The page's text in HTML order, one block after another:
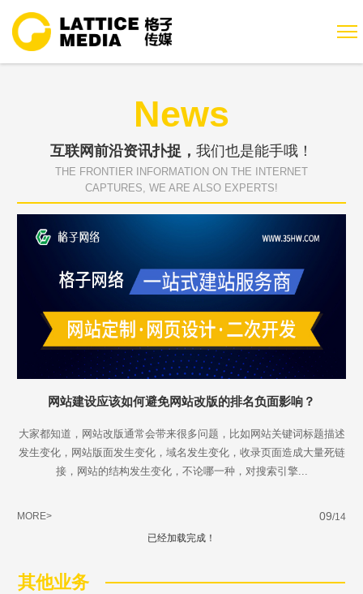
News
互联网前沿资讯扑捉， 我们也是能手哦！
THE FRONTIER INFORMATION ON THE INTERNET
CAPTURES, WE ARE ALSO EXPERTS!
网站建设应该如何避免网站改版的排名负面影响？
大家都知道，网站改版通常会带来很多问题，比如网站关键词标题描述
发生变化，网站版面发生变化，域名发生变化，收录页面造成大量死链
接，网站的结构发生变化，不论哪一种，对搜索引擎...
MORE> 09/14
已经加载完成！
其他业务